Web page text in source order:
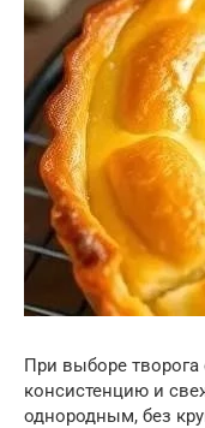
При выборе
консистенцию и
однородным, без